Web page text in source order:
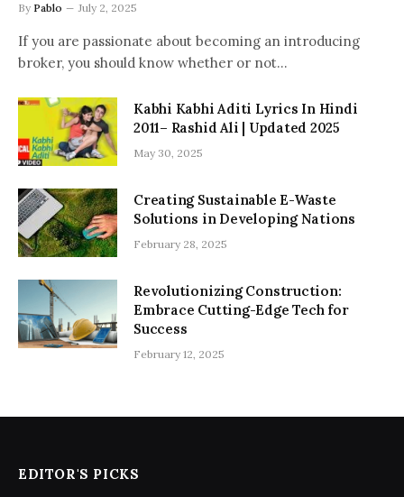
By Pablo July 2, 2025
If you are passionate about becoming an introducing
broker, you should know whether or not…
Kabhi Kabhi Aditi Lyrics In Hindi
2011– Rashid Ali | Updated 2025
May 30, 2025
Creating Sustainable E-Waste
Solutions in Developing Nations
February 28, 2025
Revolutionizing Construction:
Embrace Cutting-Edge Tech for
Success
February 12, 2025
EDITOR'S PICKS